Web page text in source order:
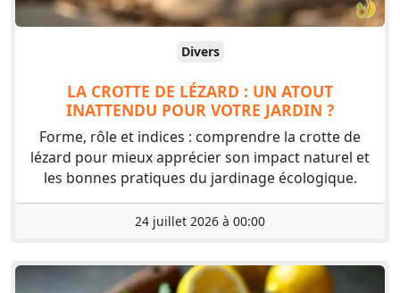
Divers
LA CROTTE DE LÉZARD : UN ATOUT
INATTENDU POUR VOTRE JARDIN ?
Forme, rôle et indices : comprendre la crotte de
lézard pour mieux apprécier son impact naturel et
les bonnes pratiques du jardinage écologique.
24 juillet 2026 à 00:00